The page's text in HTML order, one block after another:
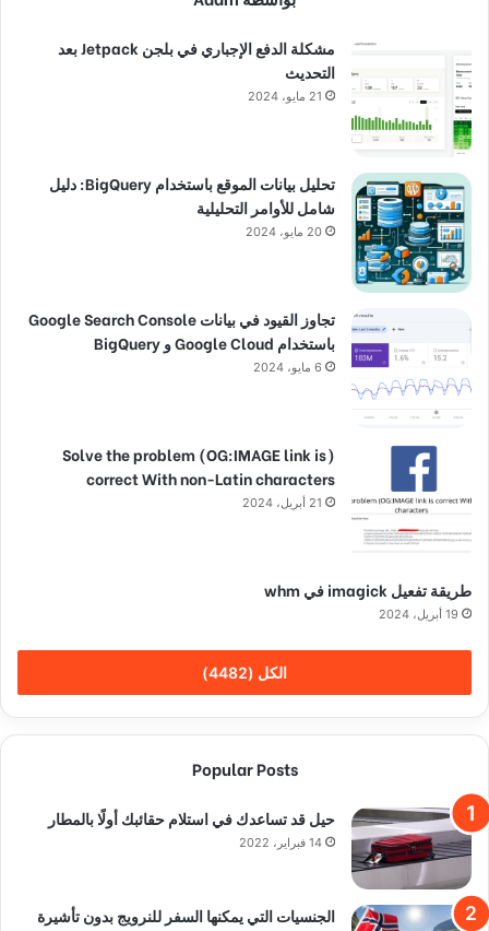
مشكلة الدفع الإجباري في بلجن Jetpack بعد
التحديث
21 مايو، 2024
تحليل بيانات الموقع باستخدام BigQuery: دليل
شامل للأوامر التحليلية
20 مايو، 2024
تجاوز القيود في بيانات Google Search Console
باستخدام Google Cloud و BigQuery
6 مايو، 2024
(Solve the problem (OG:IMAGE link is
correct With non-Latin characters
21 أبريل، 2024
طريقة تفعيل imagick في whm
19 أبريل، 2024
الكل (4482)
Popular Posts
حيل قد تساعدك في استلام حقائبك أولًا بالمطار
14 فبراير، 2022
الجنسيات التي يمكنها السفر للنرويج بدون تأشيرة